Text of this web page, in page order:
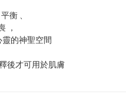
衡 、
，
的神聖空間
後才可用於肌膚